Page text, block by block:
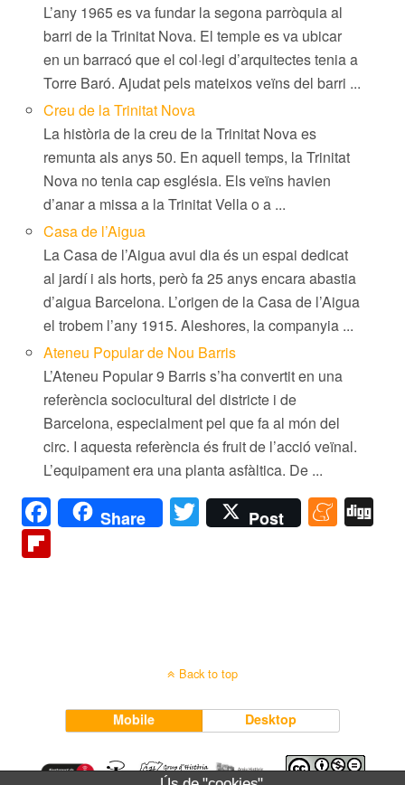
L’any 1965 es va fundar la segona parròquia al
barri de la Trinitat Nova. El temple es va ubicar
en un barracó que el col·legi d’arquitectes tenia a
Torre Baró. Ajudat pels mateixos veïns del barri ...
Creu de la Trinitat Nova
La història de la creu de la Trinitat Nova es
remunta als anys 50. En aquell temps, la Trinitat
Nova no tenia cap església. Els veïns havien
d’anar a missa a la Trinitat Vella o a ...
Casa de l’Aigua
La Casa de l’Aigua avui dia és un espai dedicat
al jardí i als horts, però fa 25 anys encara abastia
d’aigua Barcelona. L’origen de la Casa de l’Aigua
el trobem l’any 1915. Aleshores, la companyia ...
Ateneu Popular de Nou Barris
L’Ateneu Popular 9 Barris s’ha convertit en una
referència sociocultural del districte i de
Barcelona, especialment pel que fa al món del
circ. I aquesta referència és fruit de l’acció veïnal.
L’equipament era una planta asfàltica. De ...
F
a
Share T
wi
Post M
Back to top
Mobile Desktop